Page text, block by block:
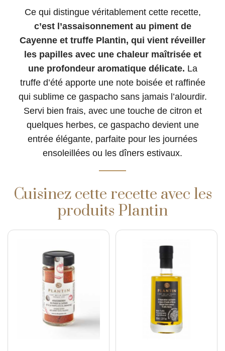
Ce qui distingue véritablement cette recette,
c’est l’assaisonnement au piment de
Cayenne et truffe Plantin, qui vient réveiller
les papilles avec une chaleur maîtrisée et
une profondeur aromatique délicate. La
truffe d’été apporte une note boisée et raffinée
qui sublime ce gaspacho sans jamais l’alourdir.
Servi bien frais, avec une touche de citron et
quelques herbes, ce gaspacho devient une
entrée élégante, parfaite pour les journées
ensoleillées ou les dîners estivaux.
Cuisinez cette recette avec les
produits Plantin